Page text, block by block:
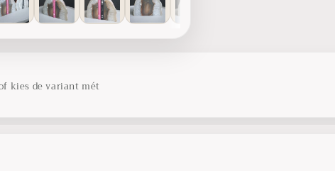
kies de variant mét